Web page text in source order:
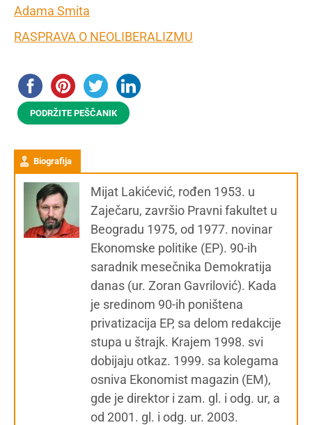
Adama Smita
RASPRAVA O NEOLIBERALIZMU
PODRŽITE PEŠČANIK
Biografija
Mijat Lakićević, rođen 1953. u
Zaječaru, završio Pravni fakultet u
Beogradu 1975, od 1977. novinar
Ekonomske politike (EP). 90-ih
saradnik mesečnika Demokratija
danas (ur. Zoran Gavrilović). Kada
je sredinom 90-ih poništena
privatizacija EP, sa delom redakcije
stupa u štrajk. Krajem 1998. svi
dobijaju otkaz. 1999. sa kolegama
osniva Ekonomist magazin (EM),
gde je direktor i zam. gl. i odg. ur, a
od 2001. gl. i odg. ur. 2003.